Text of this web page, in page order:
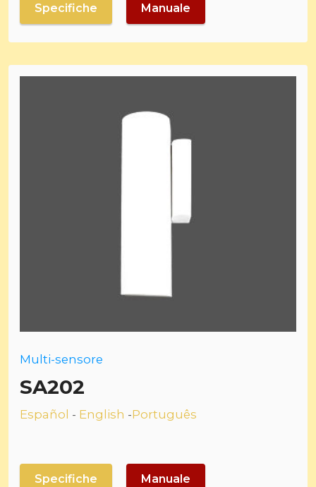
Specifiche Manuale
Multi-sensore
SA202
Español - English -Português
Specifiche Manuale